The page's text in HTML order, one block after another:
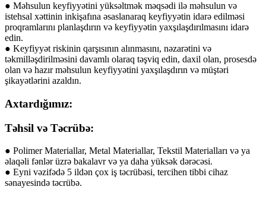
● Məhsulun keyfiyyətini yüksəltmək məqsədi ilə məhsulun və
istehsal xəttinin inkişafına əsaslanaraq keyfiyyətin idarə edilməsi
proqramlarını planlaşdırın və keyfiyyətin yaxşılaşdırılmasını idarə
edin.
● Keyfiyyət riskinin qarşısının alınmasını, nəzarətini və
təkmilləşdirilməsini davamlı olaraq təşviq edin, daxil olan, prosesdə
olan və hazır məhsulun keyfiyyətini yaxşılaşdırın və müştəri
şikayətlərini azaldın.
Axtardığımız:
Təhsil və Təcrübə:
● Polimer Materiallar, Metal Materiallar, Tekstil Materialları və ya
əlaqəli fənlər üzrə bakalavr və ya daha yüksək dərəcəsi.
● Eyni vəzifədə 5 ildən çox iş təcrübəsi, tercihen tibbi cihaz
sənayesində təcrübə.